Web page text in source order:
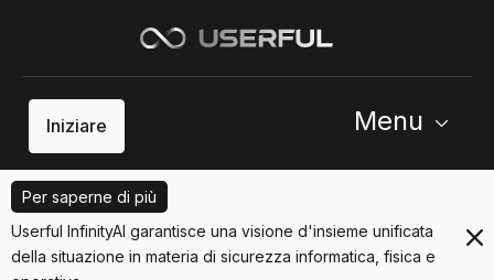
Iniziare Menu
Per saperne di più
Userful InfinityAI garantisce una visione d'insieme unificata
della situazione in materia di sicurezza informatica, fisica e